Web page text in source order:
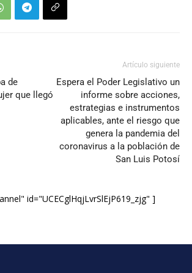
de
que llegó
Artículo siguiente
Espera el Poder Legislativo un
informe sobre acciones,
estrategias e instrumentos
aplicables, ante el riesgo que
genera la pandemia del
coronavirus a la población de
San Luis Potosí
id="UCECglHqjLvrSlEjP619_zjg" ]